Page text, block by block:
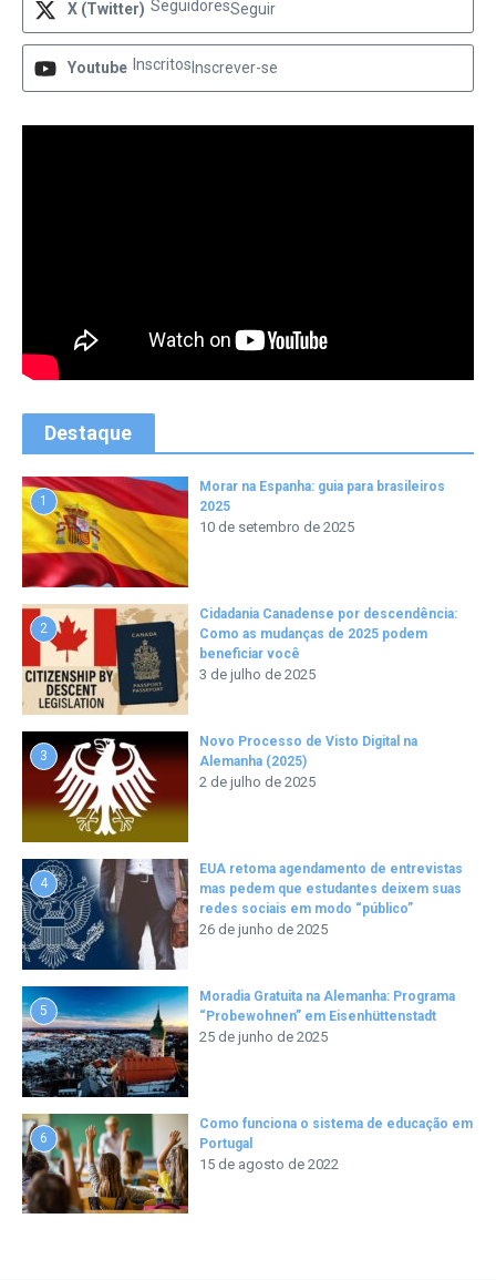
X (Twitter) SeguidoresSeguir
Youtube Inscritos Inscrever-se
Destaque
1
Morar na Espanha: guia para brasileiros
2025
10 de setembro de 2025
2
Cidadania Canadense por descendência:
Como as mudanças de 2025 podem
beneficiar você
3 de julho de 2025
3
Novo Processo de Visto Digital na
Alemanha (2025)
2 de julho de 2025
4
EUA retoma agendamento de entrevistas
mas pedem que estudantes deixem suas
redes sociais em modo “público”
26 de junho de 2025
5
Moradia Gratuita na Alemanha: Programa
“Probewohnen” em Eisenhüttenstadt
25 de junho de 2025
6
Como funciona o sistema de educação em
Portugal
15 de agosto de 2022